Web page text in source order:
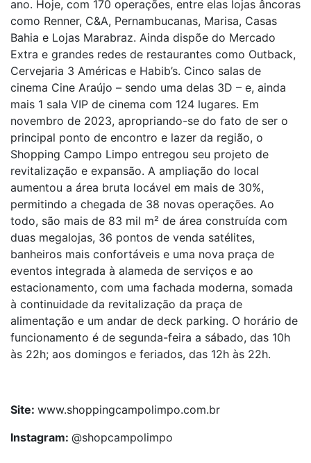
ano. Hoje, com 170 operações, entre elas lojas âncoras
como Renner, C&A, Pernambucanas, Marisa, Casas
Bahia e Lojas Marabraz. Ainda dispõe do Mercado
Extra e grandes redes de restaurantes como Outback,
Cervejaria 3 Américas e Habib’s. Cinco salas de
cinema Cine Araújo – sendo uma delas 3D – e, ainda
mais 1 sala VIP de cinema com 124 lugares. Em
novembro de 2023, apropriando-se do fato de ser o
principal ponto de encontro e lazer da região, o
Shopping Campo Limpo entregou seu projeto de
revitalização e expansão. A ampliação do local
aumentou a área bruta locável em mais de 30%,
permitindo a chegada de 38 novas operações. Ao
todo, são mais de 83 mil m² de área construída com
duas megalojas, 36 pontos de venda satélites,
banheiros mais confortáveis e uma nova praça de
eventos integrada à alameda de serviços e ao
estacionamento, com uma fachada moderna, somada
à continuidade da revitalização da praça de
alimentação e um andar de deck parking. O horário de
funcionamento é de segunda-feira a sábado, das 10h
às 22h; aos domingos e feriados, das 12h às 22h.
Site: www.shoppingcampolimpo.com.br
Instagram: @shopcampolimpo